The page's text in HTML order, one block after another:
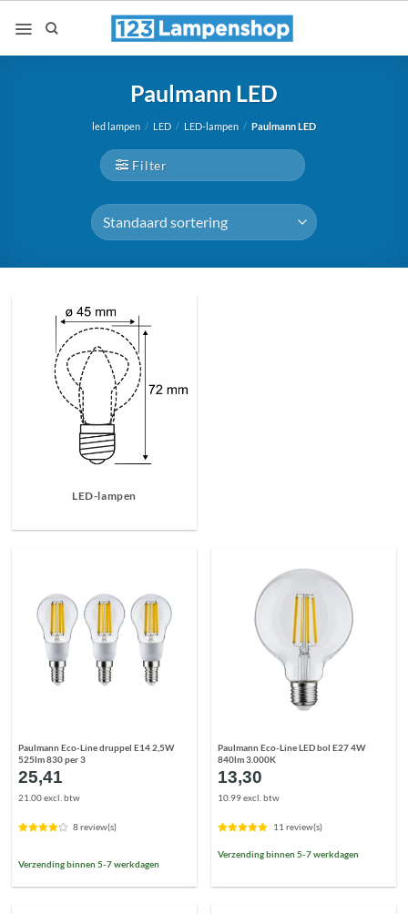
naar
Paulmann LED
led lampen / LED / LED-lampen / Paulmann LED
Filter
LED-lampen
Paulmann Eco-Line druppel E14 2,5W
525lm 830 per 3
25,41
21.00 excl. btw
8 review(s)
Verzending binnen 5-7 werkdagen
Paulmann Eco-Line LED bol E27 4W
840lm 3.000K
13,30
10.99 excl. btw
11 review(s)
Verzending binnen 5-7 werkdagen